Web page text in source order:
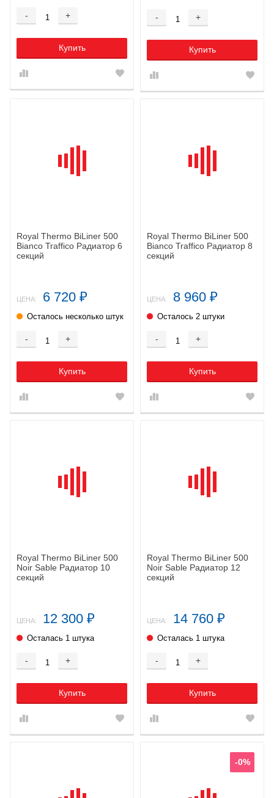
- +
Купить
- +
Купить
Royal Thermo BiLiner 500
Bianco Traffico Радиатор 6
секций
ЦЕНА: 6 720 ₽
Осталось несколько штук
- +
Купить
Royal Thermo BiLiner 500
Bianco Traffico Радиатор 8
секций
ЦЕНА: 8 960 ₽
Осталось 2 штуки
- +
Купить
Royal Thermo BiLiner 500
Noir Sable Радиатор 10
секций
ЦЕНА: 12 300 ₽
Осталась 1 штука
- +
Купить
Royal Thermo BiLiner 500
Noir Sable Радиатор 12
секций
ЦЕНА: 14 760 ₽
Осталась 1 штука
- +
Купить
-0%